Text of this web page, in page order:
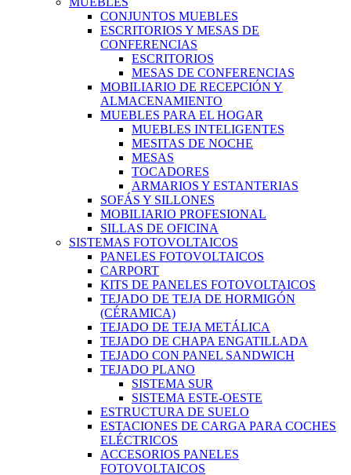
CONJUNTOS MUEBLES
ESCRITORIOS Y MESAS DE
CONFERENCIAS
ESCRITORIOS
MESAS DE CONFERENCIAS
MOBILIARIO DE RECEPCIÓN Y
ALMACENAMIENTO
MUEBLES PARA EL HOGAR
MUEBLES INTELIGENTES
MESITAS DE NOCHE
MESAS
TOCADORES
ARMARIOS Y ESTANTERIAS
SOFÁS Y SILLONES
MOBILIARIO PROFESIONAL
SILLAS DE OFICINA
SISTEMAS FOTOVOLTAICOS
PANELES FOTOVOLTAICOS
CARPORT
KITS DE PANELES FOTOVOLTAICOS
TEJADO DE TEJA DE HORMIGÓN
(CÉRAMICA)
TEJADO DE TEJA METÁLICA
TEJADO DE CHAPA ENGATILLADA
TEJADO CON PANEL SANDWICH
TEJADO PLANO
SISTEMA SUR
SISTEMA ESTE-OESTE
ESTRUCTURA DE SUELO
ESTACIONES DE CARGA PARA COCHES
ELÉCTRICOS
ACCESORIOS PANELES
FOTOVOLTAICOS